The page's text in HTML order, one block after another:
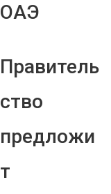
ОАЭ
Правитель
ство
предложи
т